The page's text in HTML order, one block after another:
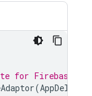
for Firebase
(